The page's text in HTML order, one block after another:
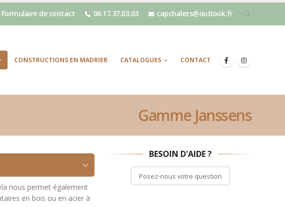
Formulaire de contact 06.17.37.03.03 capchalets@outlook.fr
CONSTRUCTIONS EN MADRIER CATALOGUES CONTACT
Gamme Janssens
nous permet également
en bois ou en acier à
BESOIN D'AIDE ?
Posez-nous votre question